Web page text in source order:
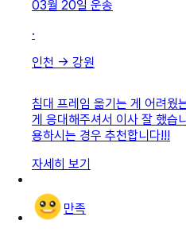
03월 20일 운송
·
인천 → 강원
침대 프레임 옮기는 게 어려웠
게 응대해주셔서 이사 잘 했습
용하시는 경우 추천합니다!!!
자세히 보기
만족